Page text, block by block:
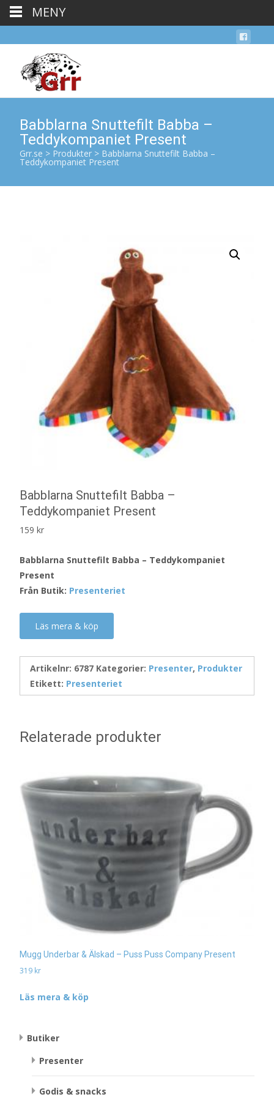
Babblarna Snuttefilt Babba –
Teddykompaniet Present
Grr.se > Produkter > Babblarna Snuttefilt Babba –
Teddykompaniet Present
Babblarna Snuttefilt Babba –
Teddykompaniet Present
159 kr
Babblarna Snuttefilt Babba – Teddykompaniet
Present
Från Butik: Presenteriet
Läs mera & köp
Artikelnr: 6787 Kategorier: Presenter, Produkter
Etikett: Presenteriet
Relaterade produkter
Mugg Underbar & Älskad – Puss Puss Company Present
319 kr
Läs mera & köp
Butiker
Presenter
Godis & snacks
MENY